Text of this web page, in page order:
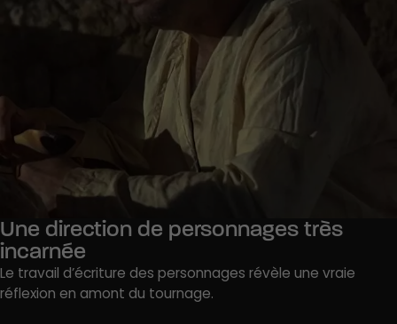
Une direction de personnages très
incarnée
Le travail d’écriture des personnages révèle une vraie
réflexion en amont du tournage.